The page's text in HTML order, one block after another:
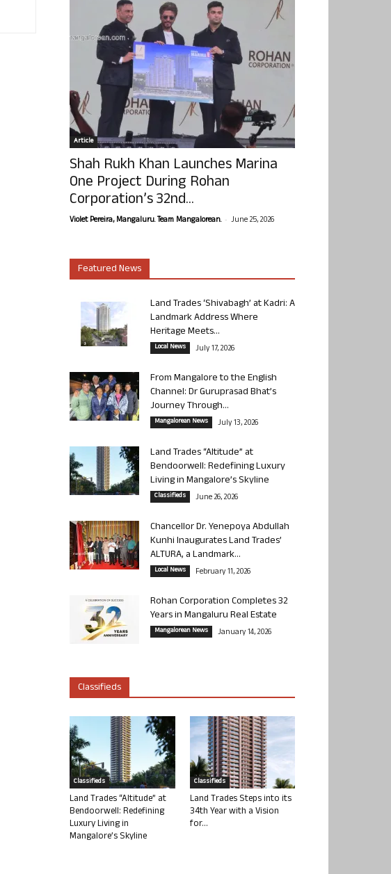
Article
Shah Rukh Khan Launches Marina
One Project During Rohan
Corporation’s 32nd...
Violet Pereira, Mangaluru. Team Mangalorean. - June 25, 2026
Featured News
Land Trades ‘Shivabagh’ at Kadri: A
Landmark Address Where
Heritage Meets...
Local News July 17, 2026
From Mangalore to the English
Channel: Dr Guruprasad Bhat’s
Journey Through...
Mangalorean News July 13, 2026
Land Trades “Altitude” at
Bendoorwell: Redefining Luxury
Living in Mangalore’s Skyline
Classifieds June 26, 2026
Chancellor Dr. Yenepoya Abdullah
Kunhi Inaugurates Land Trades’
ALTURA, a Landmark...
Local News February 11, 2026
Rohan Corporation Completes 32
Years in Mangaluru Real Estate
Mangalorean News January 14, 2026
Classifieds
Classifieds
Land Trades “Altitude” at
Bendoorwell: Redefining
Luxury Living in
Mangalore’s Skyline
Classifieds
Land Trades Steps into its
34th Year with a Vision
for...